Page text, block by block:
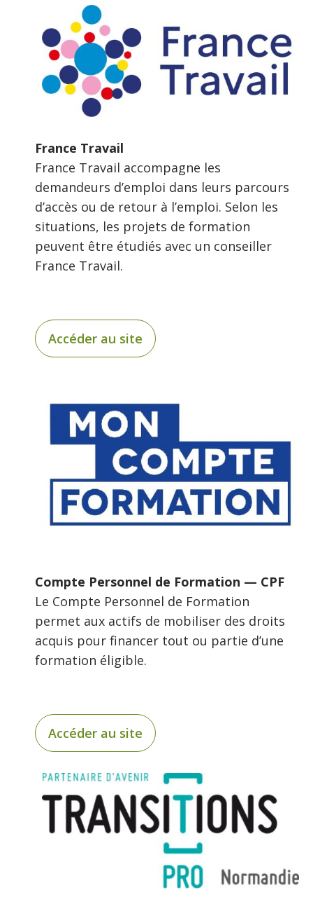
France Travail
France Travail accompagne les
demandeurs d’emploi dans leurs parcours
d’accès ou de retour à l’emploi. Selon les
situations, les projets de formation
peuvent être étudiés avec un conseiller
France Travail.
Accéder au site
Compte Personnel de Formation — CPF
Le Compte Personnel de Formation
permet aux actifs de mobiliser des droits
acquis pour financer tout ou partie d’une
formation éligible.
Accéder au site